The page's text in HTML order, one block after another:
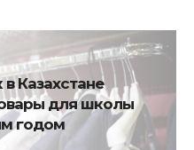
в Казахстане
для школы
годом